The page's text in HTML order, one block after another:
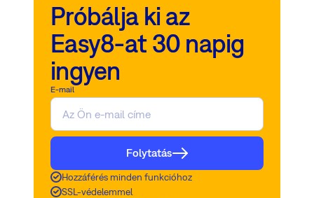
Próbálja ki az
Easy8-at 30 napig
ingyen
E-mail
Folytatás
Hozzáférés minden funkcióhoz
SSL-védelemmel